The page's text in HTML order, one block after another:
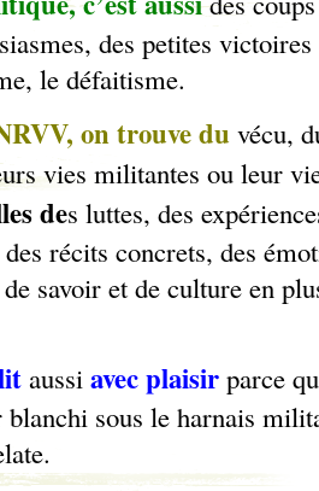
des petites
le défaitisme.
on trouve du vécu,
vies militantes ou leur
des luttes, des
récits concrets, des
savoir et de culture en
aussi avec plaisir parce
blanchi sous le harnais